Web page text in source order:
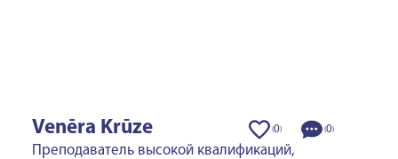
(0) (0)
Venēra Krūze
Преподаватель высокой квалификаций,